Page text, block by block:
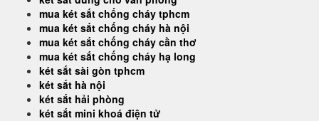
mua két sắt chống cháy tphcm
mua két sắt chống cháy hà nội
mua két sắt chống cháy cần thơ
mua két sắt chống cháy hạ long
két sắt sài gòn tphcm
két sắt hà nội
két sắt hải phòng
két sắt mini khoá điện tử